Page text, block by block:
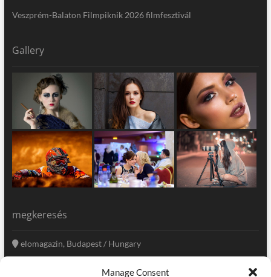
Manage Consent
Veszprém-Balaton Filmpiknik 2026 filmfesztivál
Gallery
megkeresés
elomagazin, Budapest / Hungary